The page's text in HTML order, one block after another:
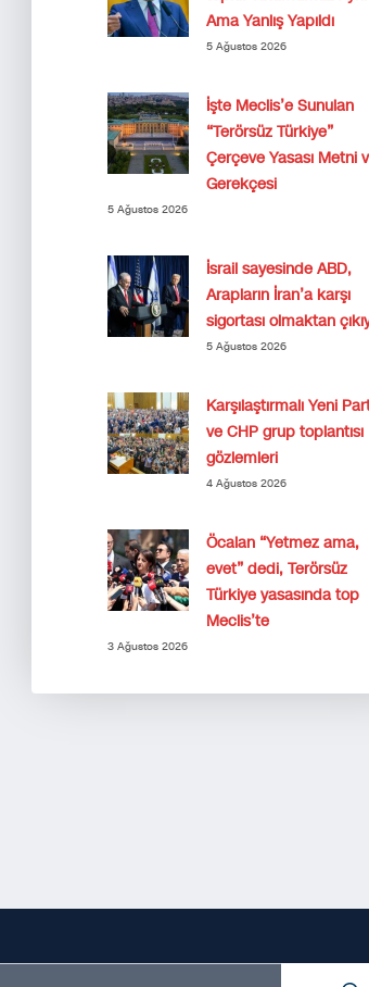
Ama Yanlış Yapıldı
5 Ağustos 2026
İşte Meclis’e Sunulan
“Terörsüz Türkiye”
Çerçeve Yasası Metni
Gerekçesi
5 Ağustos 2026
İsrail sayesinde ABD,
Arapların İran’a karşı
sigortası olmaktan
5 Ağustos 2026
Karşılaştırmalı Yeni
ve CHP grup toplantısı
gözlemleri
4 Ağustos 2026
Öcalan “Yetmez ama,
evet” dedi, Terörsüz
Türkiye yasasında top
Meclis’te
3 Ağustos 2026